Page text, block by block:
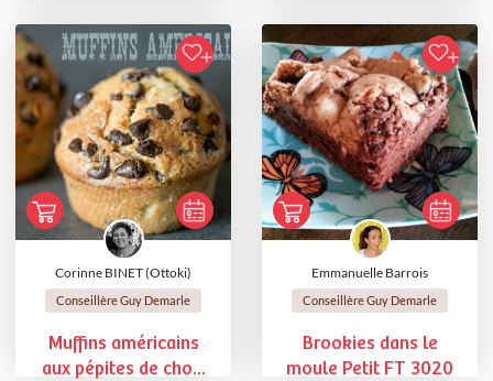
Corinne BINET (Ottoki)
Conseillère Guy Demarle
Muffins américains
aux pépites de cho...
Emmanuelle Barrois
Conseillère Guy Demarle
Brookies dans le
moule Petit FT 3020